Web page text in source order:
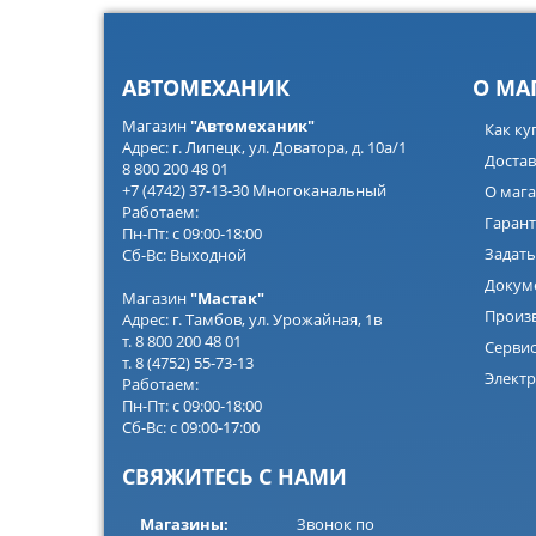
АВТОМЕХАНИК
Магазин"Автомеханик"
Адрес: г. Липецк, ул. Доватора, д. 10а/1
8 800 200 48 01
+7 (4742) 37-13-30 Многоканальный
Работаем:
Пн-Пт: с 09:00-18:00
Сб-Вс: Выходной
Магазин "Мастак"
Адрес: г. Тамбов, ул. Урожайная, 1в
т. 8 800 200 48 01
т. 8 (4752) 55-73-13
Работаем:
Пн-Пт: с 09:00-18:00
Сб-Вс: с 09:00-17:00
СВЯЖИТЕСЬ С НАМИ
Магазины: Звонок по
О
Как
О
Сервис